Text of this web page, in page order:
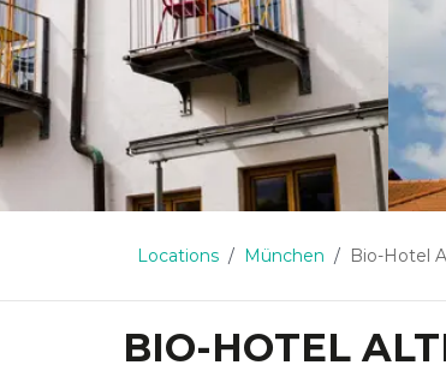
Locations München Bio-Hotel
BIO-HOTEL